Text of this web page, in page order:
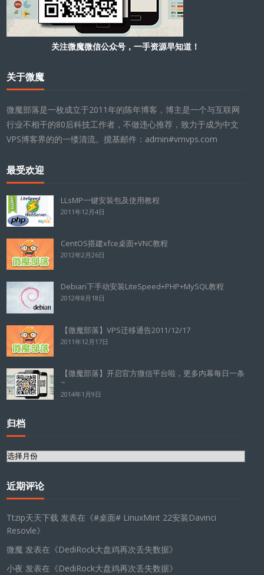
关注微魔微信公众号，一手资源早知道！
关于微魔
微魔部落是一枚成立于2011年的陈年博客，博主是一个与互联网
行业不相干的80后科技工作者，不做违心推荐，致力于成为中文
VPS博客界的的一缕清流。搅基邮件：admin#vmvps.com
最受欢迎
LLsMP一键安装包及使用教程
2011年12月4日
CentOS搭建xfce桌面+VNC教程
2012年2月26日
Debian下手动安装LiteSpeed+PHP+MySQL教程
2012年8月18日
【微魔部落】VPS迁移通告2011/12/17
2011年12月17日
【微魔部落】开启官方微信平台啦，更多内幕每日一条
~
2014年1月9日
归档
归
近期评论
Ttzip天天下载 发表在《#桌面# LinuxMint 22安装Davinci
Resovle》
微魔 发表在《DediRock大盘鸡再次丢失数据》
小夜 发表在《DediRock大盘鸡再次丢失数据》